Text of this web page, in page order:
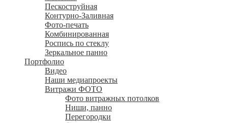
Пескоструйная
Контурно-Заливная
Фото-печать
Комбинированная
Роспись по стеклу
Зеркальное панно
Портфолио
Видео
Наши медиапроекты
Витражи ФОТО
Фото витражных потолков
Ниши, панно
Перегородки